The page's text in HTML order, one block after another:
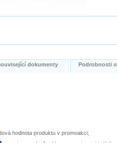
dokumenty Podrobnosti
hodnota produktu v promoakci;